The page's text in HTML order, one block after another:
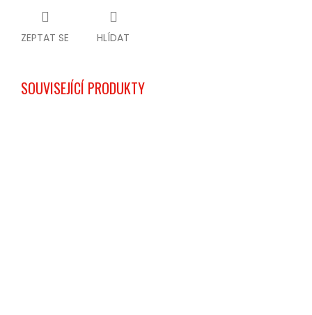
ZEPTAT SE HLÍDAT
SOUVISEJÍCÍ PRODUKTY